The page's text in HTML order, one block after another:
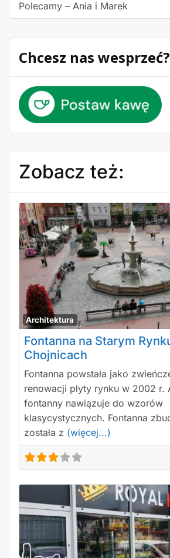
Polecamy – Ania i Marek
Chcesz nas wesprzeć?
Zobacz też:
Architektura
Fontanna na Starym
Chojnicach
Fontanna powstała jako
renowacji płyty rynku w 2002 r.
fontanny nawiązuje do wzorów
klasycystycznych. Fontanna
została z (więcej...)